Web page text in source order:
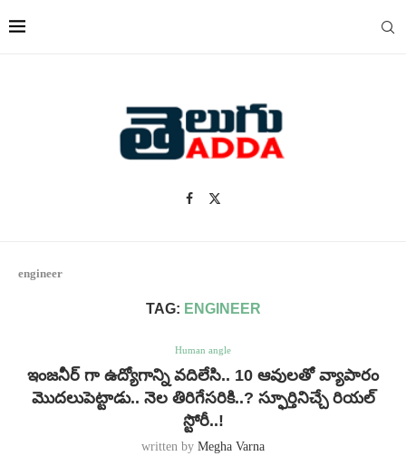
engineer
TAG: ENGINEER
Human angle
ఇంజనీర్ గా ఉద్యోగాన్ని వదిలేసి.. 10 ఆవులతో వ్యాపారం
మొదలుపెట్టాడు.. నెల తిరిగేసరికి..? స్ఫూర్తినిచ్చే రియల్
స్టోరీ..!
written by Megha Varna